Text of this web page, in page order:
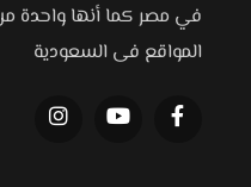
في مصر كما أنها
المواقع فى السعودية